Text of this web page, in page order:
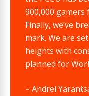
900,000
Finally, we’ve
mark. We are
heights with
planned for
– Andrei